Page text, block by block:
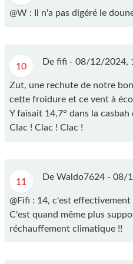
@W : Il n'a pas digéré le
10 De fifi - 08/12/2024,
Zut, une rechute de notre
cette froidure et ce vent à
Y faisait 14,7° dans la
Clac ! Clac ! Clac !
11 De Waldo7624 - 08/
@Fifi : 14, c'est
C'est quand même plus
réchauffement climatique !!